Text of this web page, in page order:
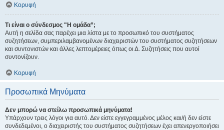
Κορυφή
Τι είναι ο σύνδεσμος "Η ομάδα”;
Αυτή η σελίδα σας παρέχει μια λίστα με το προσωπικό του συστήματος
συζητήσεων, συμπεριλαμβανομένων διαχειριστών του συστήματος συζητήσεων
και συντονιστών και άλλες λεπτομέρειες όπως οι Δ. Συζητήσεις που αυτοί
συντονίζουν.
Κορυφή
Προσωπικά Μηνύματα
Δεν μπορώ να στείλω προσωπικά μηνύματα!
Υπάρχουν τρεις λόγοι για αυτό. Δεν είστε εγγεγραμμένος μέλος και/ή δεν είστε
συνδεδεμένοι, ο διαχειριστής του συστήματος συζητήσεων έχει απενεργοποιήσει